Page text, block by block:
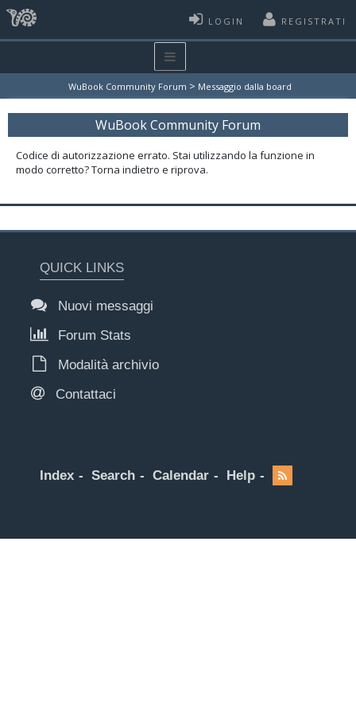
LOGIN REGISTRATI
WuBook Community Forum > Messaggio dalla board
WuBook Community Forum
Codice di autorizzazione errato. Stai utilizzando la funzione in
modo corretto? Torna indietro e riprova.
QUICK LINKS
Nuovi messaggi
Forum Stats
Modalità archivio
Contattaci
Index Search Calendar Help